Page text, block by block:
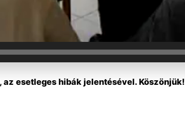
esetleges hibák jelentésével. Köszönjük!